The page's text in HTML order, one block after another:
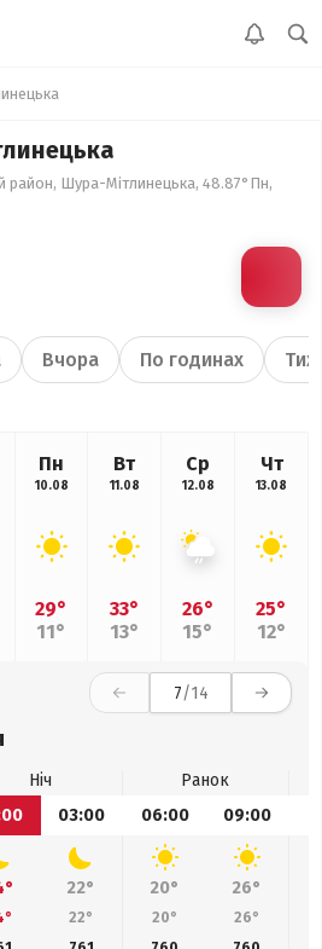
район, Шура-Мітлинецька, 48.87°Пн,
Вчора По годинах
Пн
10.08
29°
11°
Вт
11.08
33°
13°
Ср
12.08
26°
15°
Чт
13.08
25°
12°
7/14
Ніч
Ранок
03:00 06:00 09:00
22° 20° 26°
22° 20° 26°